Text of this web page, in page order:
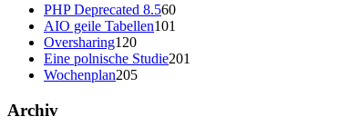
PHP Deprecated 8.560
AIO geile Tabellen101
Oversharing120
Eine polnische Studie201
Wochenplan205
Archiv